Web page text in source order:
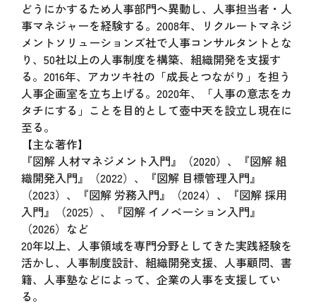
どうにかするため人事部門へ異動し、人事担当者・人
事マネジャーを経験する。2008年、リクルートマネジ
メントソリューションズ社で人事コンサルタントとな
り、50社以上の人事制度を構築、組織開発を支援す
る。2016年、アカツキ社の「成長とつながり」を担う
人事企画室を立ち上げる。2020年、「人事の意志をカ
タチにする」ことを目的として壺中天を設立し現在に
至る。
【主な著作】
『図解 人材マネジメント入門』（2020）、『図解 組
織開発入門』（2022）、『図解 目標管理入門』
（2023）、『図解 労務入門』（2024）、『図解 採用
入門』（2025）、『図解 イノベーション入門』
（2026）など
20年以上、人事領域を専門分野としてきた実践経験を
活かし、人事制度設計、組織開発支援、人事顧問、書
籍、人事塾などによって、企業の人事を支援してい
る。